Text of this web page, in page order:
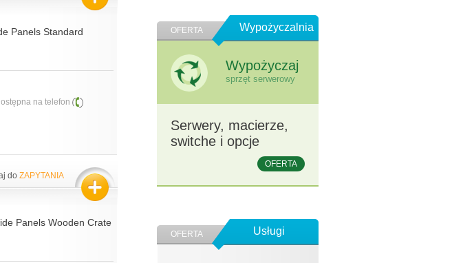
OFERTA Wypożyczalnia
Wypożyczaj
sprzęt serwerowy
Serwery, macierze,
switche i opcje
OFERTA
OFERTA Usługi
Panels Standard
na telefon
do ZAPYTANIA
Panels Wooden Crate